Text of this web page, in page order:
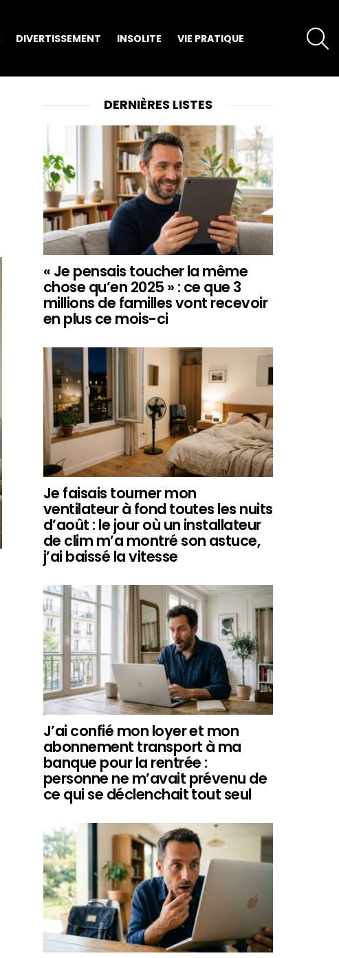
DIVERTISSEMENT INSOLITE VIE PRATIQUE
DERNIÈRES LISTES
« Je pensais toucher la même
chose qu’en 2025 » : ce que 3
millions de familles vont recevoir
en plus ce mois-ci
Je faisais tourner mon
ventilateur à fond toutes les nuits
d’août : le jour où un installateur
de clim m’a montré son astuce,
j’ai baissé la vitesse
J’ai confié mon loyer et mon
abonnement transport à ma
banque pour la rentrée :
personne ne m’avait prévenu de
ce qui se déclenchait tout seul